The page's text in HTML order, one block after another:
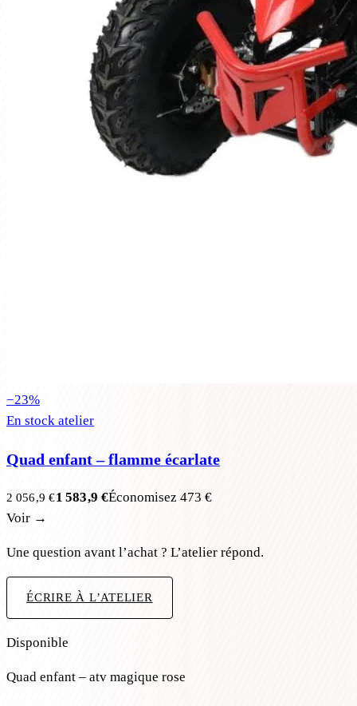
−23%
En stock atelier
Quad enfant – flamme écarlate
2 056,9 €1 583,9 €Économisez473 €
Voir →
Une question avant l’achat ? L’atelier répond.
ÉCRIRE À L’ATELIER
Disponible
Quad enfant – atv magique rose